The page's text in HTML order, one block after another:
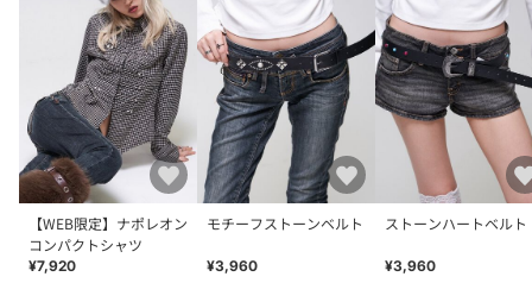
【WEB限定】ナポレオン
コンパクトシャツ
¥7,920
モチーフストーンベルト
¥3,960
ストーンハートベルト
¥3,960